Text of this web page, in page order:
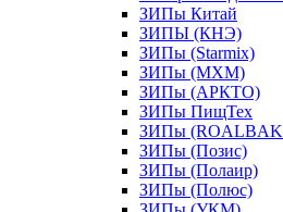
ЗИПы Китай
ЗИПЫ (КНЭ)
ЗИПы (Starmix)
ЗИПы (МХМ)
ЗИПы (АРКТО)
ЗИПы ПищТех
ЗИПы
ЗИПы (Позис)
ЗИПы (Полаир)
ЗИПы (Полюс)